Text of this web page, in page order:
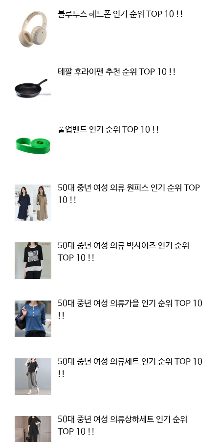
블루투스 헤드폰 인기 순위 TOP 10 !!
테팔 후라이팬 추천 순위 TOP 10 !!
풀업밴드 인기 순위 TOP 10 !!
50대 중년 여성 의류 원피스 인기 순위 TOP
10 !!
50대 중년 여성 의류 빅사이즈 인기 순위
TOP 10 !!
50대 중년 여성 의류가을 인기 순위 TOP 10
!!
50대 중년 여성 의류세트 인기 순위 TOP 10
!!
50대 중년 여성 의류상하세트 인기 순위
TOP 10 !!